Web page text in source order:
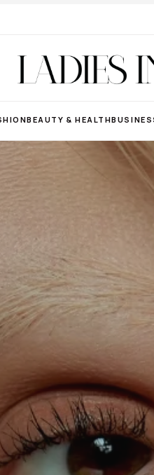
BEAUTY & HEALTH